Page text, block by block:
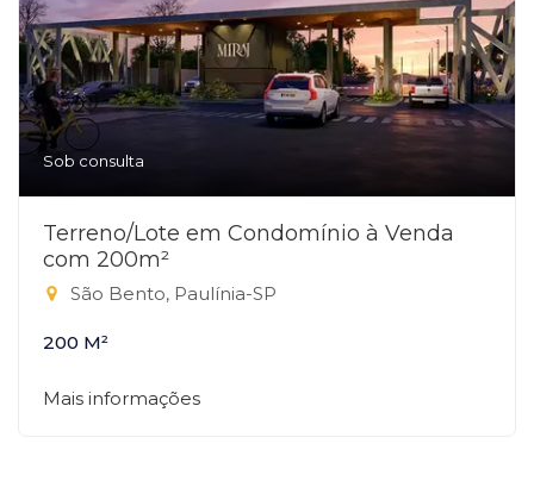
Sob consulta
Terreno/Lote em Condomínio à Venda
com 200m²
São Bento, Paulínia-SP
200 M²
Mais informações